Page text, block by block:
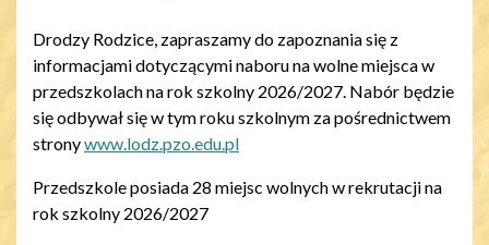
Drodzy Rodzice, zapraszamy do zapoznania się z
informacjami dotyczącymi naboru na wolne miejsca w
przedszkolach na rok szkolny 2026/2027. Nabór będzie
się odbywał się w tym roku szkolnym za pośrednictwem
stronywww.lodz.pzo.edu.pl
Przedszkole posiada 28 miejsc wolnych w rekrutacji na
rok szkolny 2026/2027